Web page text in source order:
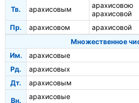
Тв. арахисовым
арахисовою
арахисовой
Пр. арахисовом арахисовой
Множественное
Им.
арахисовые
Рд.
арахисовых
Дт.
арахисовым
Вн.
арахисовые